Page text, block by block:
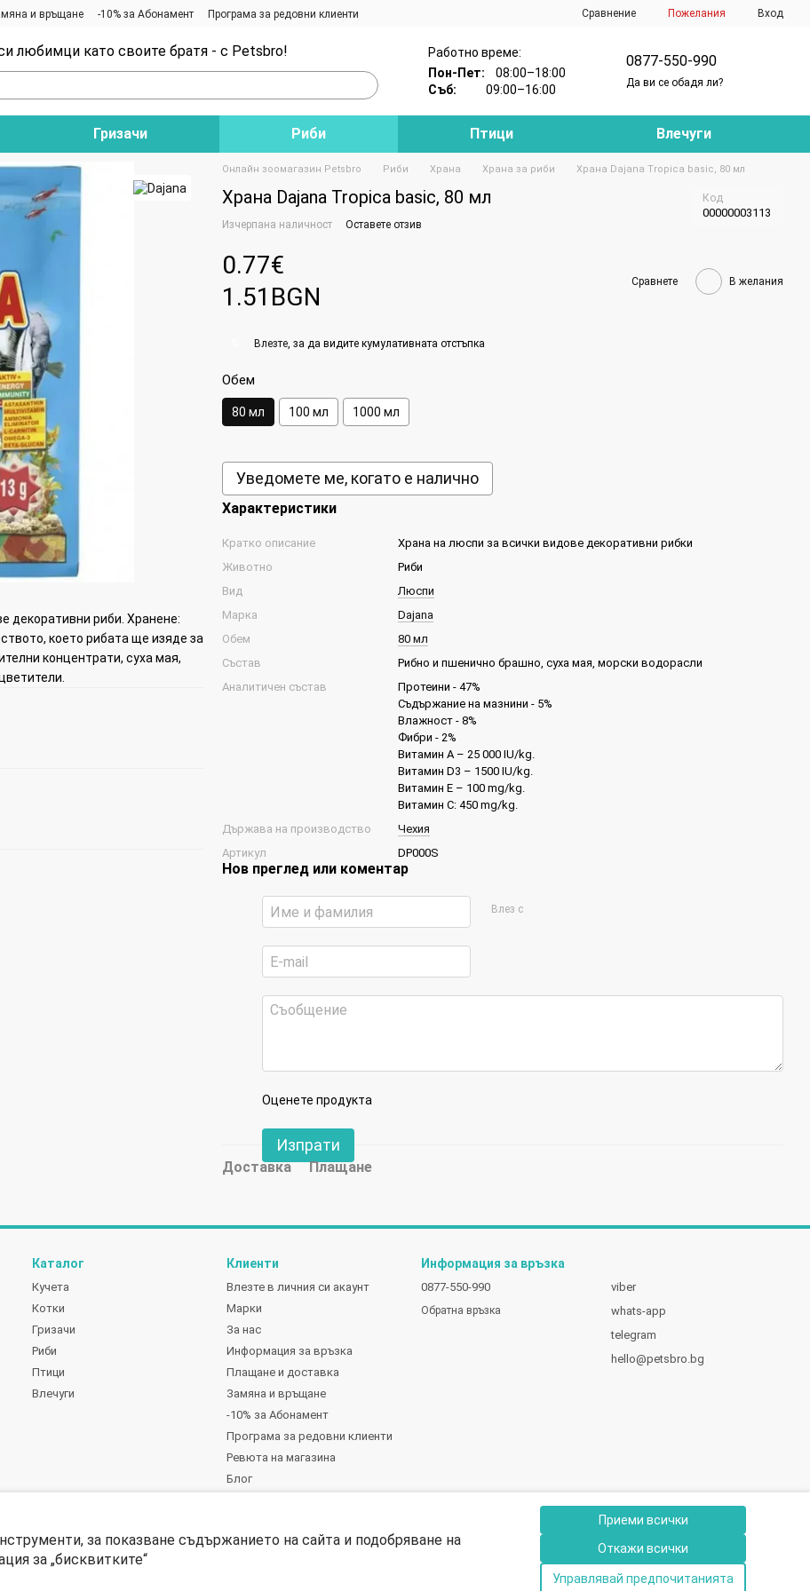
за показване съдържанието на сайта и подобряване на
за „бисквитките“
Приеми всички
Откажи всички
Управлявай предпочитанията
и връщане -10% за Абонамент
Програма за редовни клиенти
Сравнение Пожелания Вход
любимци като своите братя - с Petsbro!
Работно време:
Пон-Пет:08:00–18:00
Съб:09:00–16:00
0877-550-990
Да ви се обадя ли?
Гризачи Риби Птици Влечуги
декоративни риби. Хранене:
което рибата ще изяде за
концентрати, суха мая,
Онлайн зоомагазин Petsbro Риби Храна Храна за риби Храна Dajana Tropica basic, 80 мл
Храна Dajana Tropica basic, 80 мл Код
00000003113
Изчерпана наличност Оставете отзив
0.77€
1.51BGN
Сравнете В желания
Влезте , за да видите кумулативната отстъпка
Обем
80 мл 100 мл 1000 мл
Уведомете ме, когато е налично
Характеристики
Кратко описание
Храна на люспи за всички видове декоративни рибки
Животно
Риби
Вид
Люспи
Марка
Dajana
Обем
80 мл
Състав
Рибно и пшенично брашно, суха мая, морски водорасли
Аналитичен състав
Протеини - 47%
Съдържание на мазнини - 5%
Влажност - 8%
Фибри - 2%
Витамин А – 25 000 IU/kg.
Витамин D3 – 1500 IU/kg.
Витамин Е – 100 mg/kg.
Витамин C: 450 mg/kg.
Държава на производство
Чехия
Артикул
DP000S
Нов преглед или коментар
Влез с
Оценете продукта
Изпрати
Доставка Плащане
Каталог
Кучета
Котки
Гризачи
Риби
Птици
Влечуги
Клиенти
Влезте в личния си акаунт
Марки
За нас
Информация за връзка
Плащане и доставка
Замяна и връщане
-10% за Абонамент
Програма за редовни клиенти
Ревюта на магазина
Блог
Информация за връзка
0877-550-990
Обратна връзка
viber
whats-app
telegram
hello@petsbro.bg